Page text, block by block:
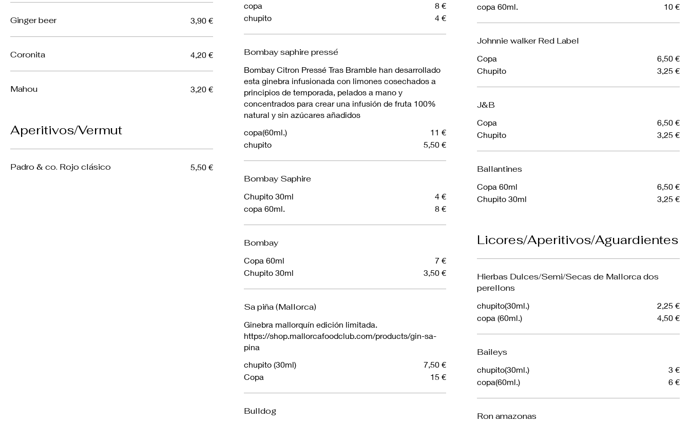
Ginger beer 3,90 €
Coronita 4,20 €
Mahou 3,20 €
Aperitivos/Vermut
Padro & co. Rojo clásico 5,50 €
copa
8 €
chupito
4 €
Bombay saphire pressé
Bombay Citron Pressé Tras Bramble han desarrollado
esta ginebra infusionada con limones cosechados a
principios de temporada, pelados a mano y
concentrados para crear una infusión de fruta 100%
natural y sin azúcares añadidos
copa(60ml.)
11 €
chupito
5,50 €
Bombay Saphire
Chupito 30ml
4 €
copa 60ml.
8 €
Bombay
Copa 60ml
7 €
Chupito 30ml
3,50 €
Sa piña (Mallorca)
Ginebra mallorquín edición limitada.
https://shop.mallorcafoodclub.com/products/gin-sa-
pina
chupito (30ml)
7,50 €
Copa
15 €
Bulldog
copa 60ml.
10 €
Johnnie walker Red Label
Copa
6,50 €
Chupito
3,25 €
J&B
Copa
6,50 €
Chupito
3,25 €
Ballantines
Copa 60ml
6,50 €
Chupito 30ml
3,25 €
Licores/Aperitivos/Aguardientes
Hierbas Dulces/Semi/Secas de Mallorca dos
perellons
chupito(30ml.)
2,25 €
copa (60ml.)
4,50 €
Baileys
chupito(30ml.)
3 €
copa(60ml.)
6 €
Ron amazonas